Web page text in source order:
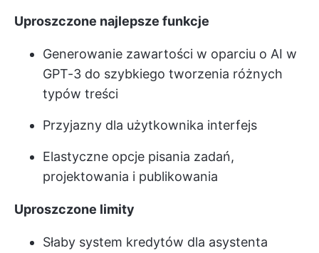
Uproszczone najlepsze funkcje
Generowanie zawartości w oparciu o AI w
GPT-3 do szybkiego tworzenia różnych
typów treści
Przyjazny dla użytkownika interfejs
Elastyczne opcje pisania zadań,
projektowania i publikowania
Uproszczone limity
Słaby system kredytów dla asystenta